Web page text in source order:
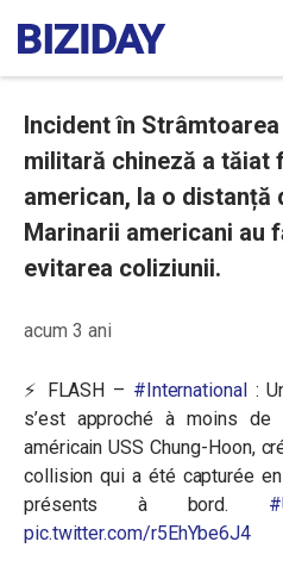
Incident în Strâmtoarea
militară chineză a tăiat
american, la o distanță
Marinarii americani au
evitarea coliziunii.
acum 3 ani
⚡️ FLASH – #International:
s’est approché à moins
américain USS Chung-Hoon,
collision qui a été capturée
présents à bord.
pic.twitter.com/r5EhYbe6J4